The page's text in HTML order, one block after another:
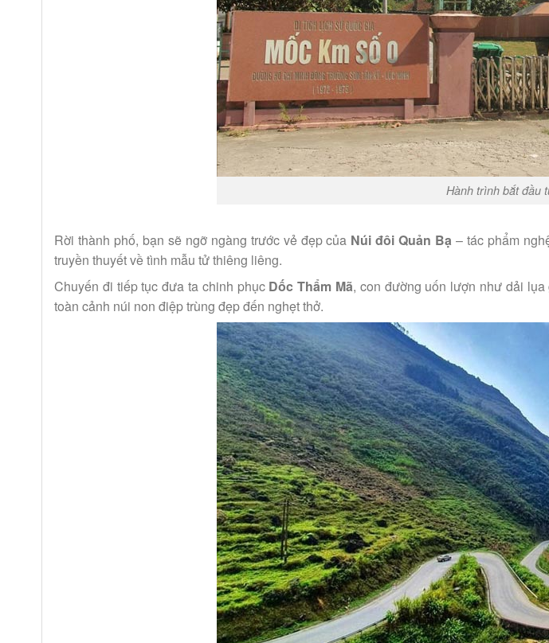
Hành trình bắt đầu
Rời thành phố, bạn sẽ ngỡ ngàng trước vẻ đẹp của Núi đôi Quản Bạ – tác phẩm
truyền thuyết về tình mẫu tử thiêng liêng.
Chuyến đi tiếp tục đưa ta chinh phục Dốc Thẩm Mã, con đường uốn lượn như dải
toàn cảnh núi non điệp trùng đẹp đến nghẹt thở.